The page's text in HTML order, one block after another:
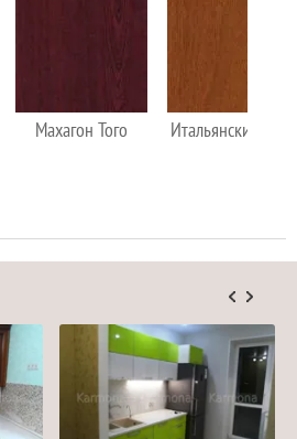
Махагон Того Итальянский орех